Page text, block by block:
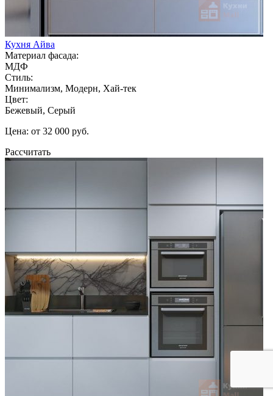
Кухня Айва
Материал фасада:
МДФ
Стиль:
Минимализм, Модерн, Хай-тек
Цвет:
Бежевый, Серый
Цена: от 32 000 руб.
Рассчитать